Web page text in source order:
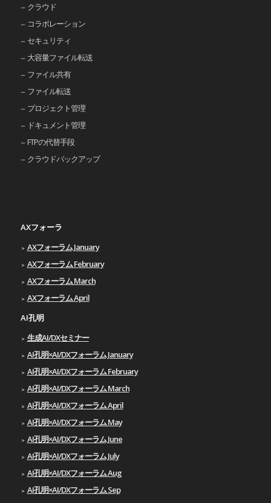
クラウド
コラボレーション
セキュリティ
大容量ファイル転送
ファイル共有
ファイル転送
プロジェクト管理
ドキュメント管理
FTPの代替手段
クラウドバックアップ
AXフォーラ
AXフォーラム January
AXフォーラム February
AXフォーラム March
AXフォーラム April
AI孔明
生成AI/DXセミナー
AI孔明×AI/DXフォーラム January
AI孔明×AI/DXフォーラム February
AI孔明×AI/DXフォーラム March
AI孔明×AI/DXフォーラム April
AI孔明×AI/DXフォーラム May
AI孔明×AI/DXフォーラム June
AI孔明×AI/DXフォーラム July
AI孔明×AI/DXフォーラム Aug
AI孔明×AI/DXフォーラム Sep